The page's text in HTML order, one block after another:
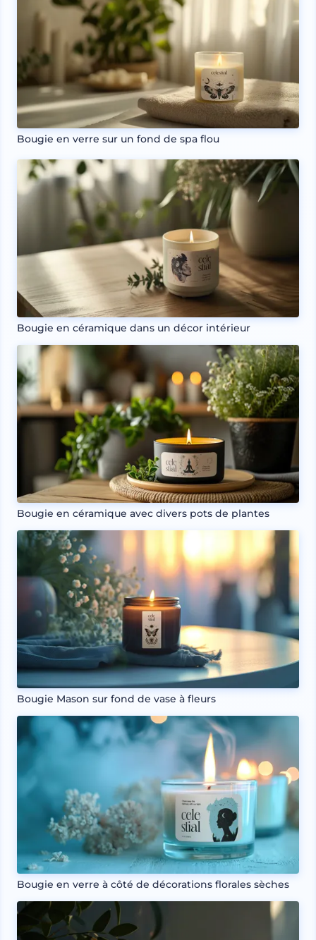
Bougie en verre sur un fond de spa flou
Bougie en céramique dans un décor intérieur
Bougie en céramique avec divers pots de plantes
Bougie Mason sur fond de vase à fleurs
Bougie en verre à côté de décorations florales sèches